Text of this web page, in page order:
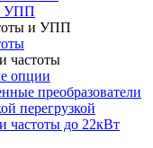
УПП
и УПП
частоты
опции
преобразователи
перегрузкой
частоты до 22кВт